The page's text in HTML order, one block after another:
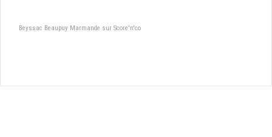
Beyssac Beaupuy Marmande sur Score'n'co